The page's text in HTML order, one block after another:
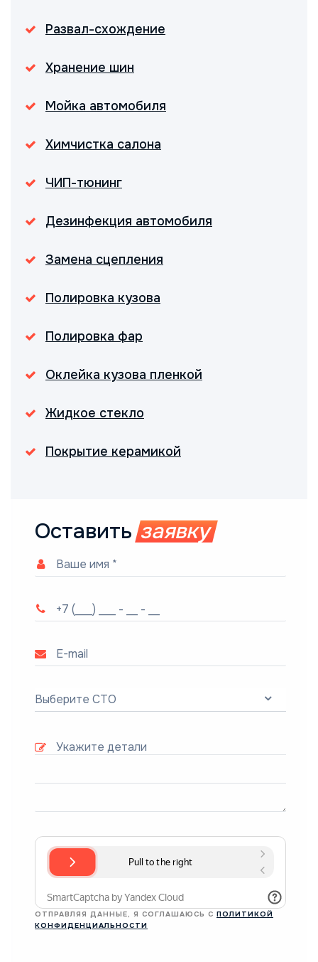
Развал-схождение
Хранение шин
Мойка автомобиля
Химчистка салона
ЧИП-тюнинг
Дезинфекция автомобиля
Замена сцепления
Полировка кузова
Полировка фар
Оклейка кузова пленкой
Жидкое стекло
Покрытие керамикой
Оставить заявку
Выберите СТО
ОТПРАВЛЯЯ ДАННЫЕ, Я СОГЛАШАЮСЬ С ПОЛИТИКОЙ
КОНФИДЕНЦИАЛЬНОСТИ